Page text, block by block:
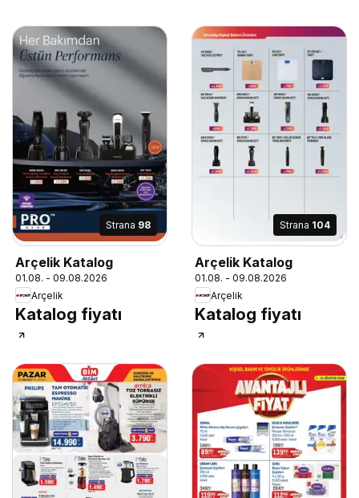
Strana 98
Arçelik Katalog
01.08. - 09.08.2026
Arçelik
Katalog fiyatı
Strana 104
Arçelik Katalog
01.08. - 09.08.2026
Arçelik
Katalog fiyatı